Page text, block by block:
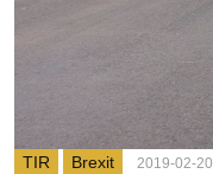
TIR Brexit 2019-02-20